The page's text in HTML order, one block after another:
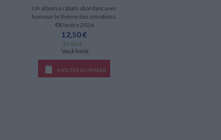
Un album à rabats abordant avec
humour le thème des émotions.
©Electre 2026
12,50 €
En stock *
*stock limité
AJOUTER AU PANIER